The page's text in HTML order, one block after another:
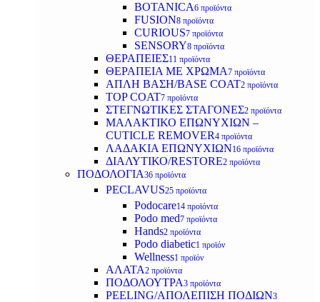
BOTANICA6 προϊόντα
FUSION8 προϊόντα
CURIOUS7 προϊόντα
SENSORY8 προϊόντα
ΘΕΡΑΠΕΙΕΣ11 προϊόντα
ΘΕΡΑΠΕΙΑ ΜΕ ΧΡΩΜΑ7 προϊόντα
ΑΠΛΗ ΒΑΣΗ/BASE COAT2 προϊόντα
TOP COAT7 προϊόντα
ΣΤΕΓΝΩΤΙΚΕΣ ΣΤΑΓΟΝΕΣ2 προϊόντα
ΜΑΛΑΚΤΙΚΟ ΕΠΩΝΥΧΙΩΝ –
CUTICLE REMOVER4 προϊόντα
ΛΑΔΑΚΙΑ ΕΠΩΝΥΧΙΩΝ16 προϊόντα
ΔΙΑΛΥΤΙΚΟ/RESTORE2 προϊόντα
ΠΟΔΟΛΟΓΙΑ36 προϊόντα
PECLAVUS25 προϊόντα
Podocare14 προϊόντα
Podo med7 προϊόντα
Hands2 προϊόντα
Podo diabetic1 προϊόν
Wellness1 προϊόν
ΑΛΑΤΑ2 προϊόντα
ΠΟΔΟΛΟΥΤΡΑ3 προϊόντα
PEELING/ΑΠΟΛΕΠΙΣΗ ΠΟΔΙΩΝ3